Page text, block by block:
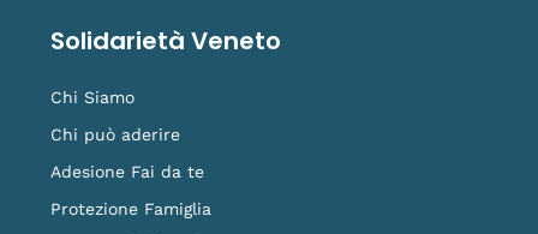
Solidarietà Veneto
Chi Siamo
Chi può aderire
Adesione Fai da te
Protezione Famiglia